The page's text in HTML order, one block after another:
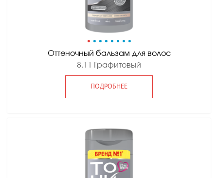
• • • • • • • •
Оттеночный бальзам для волос
8.11 Графитовый
ПОДРОБНЕЕ